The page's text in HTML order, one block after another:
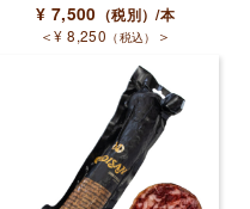
¥ 7,500 （税別）/本
＜¥ 8,250 （税込） ＞